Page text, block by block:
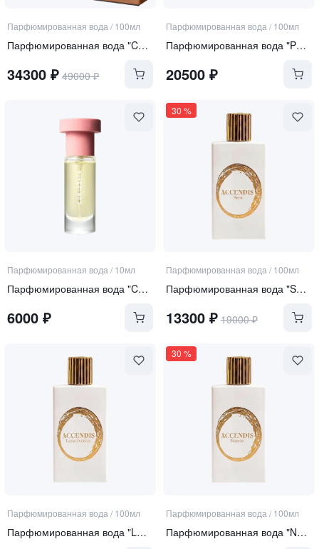
Парфюмированная вода / 100мл
Парфюмированная вода "Cuir Tabac"
34300 ₽ 49000₽
Парфюмированная вода / 100мл
Парфюмированная вода "Perle Rare"
20500₽
Парфюмированная вода / 10мл
Парфюмированная вода "Curiosity"
6000 ₽
30 %
Парфюмированная вода / 100мл
Парфюмированная вода "SERA"
13300₽ 19000₽
Парфюмированная вода / 100мл
Парфюмированная вода "LUNA DULCIUS"
30 %
Парфюмированная вода / 100мл
Парфюмированная вода "NOORIA"